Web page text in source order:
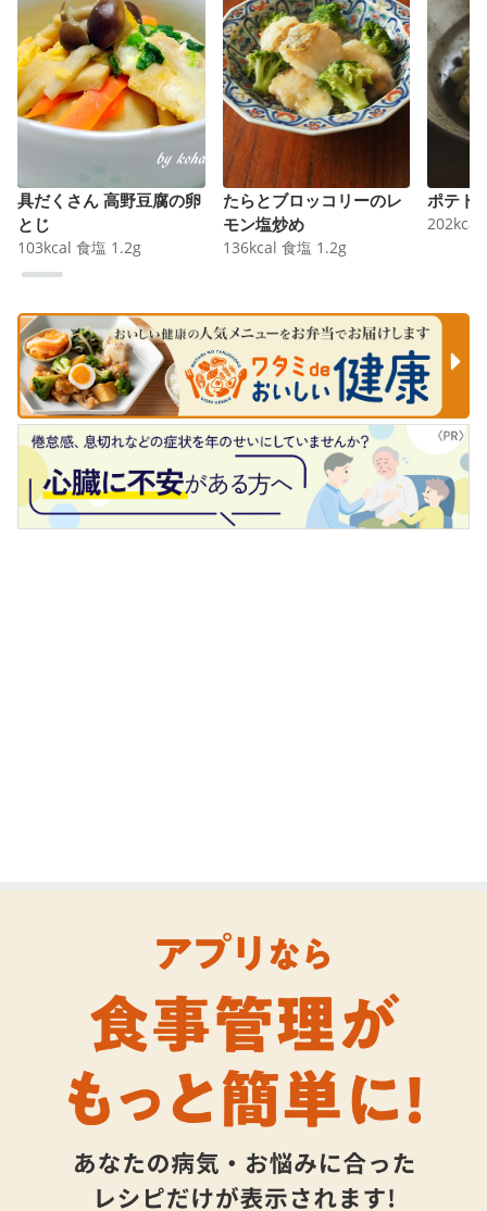
具だくさん 高野豆腐の卵
とじ
103kcal 食塩 1.2g
たらとブロッコリーのレ
モン塩炒め
136kcal 食塩 1.2g
ポテト
202kcal